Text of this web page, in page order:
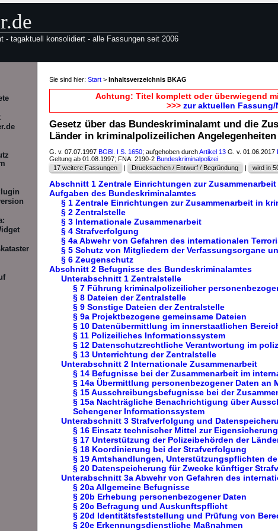
- tagaktuell konsolidiert - alle Fassungen seit 2006
Sie sind hier: Start > Inhaltsverzeichnis BKAG
Achtung: Titel komplett oder überwiegend
>>> zur aktuellen
Gesetz über das Bundeskriminalamt und die
Länder in kriminalpolizeilichen
G. v. 07.07.1997 BGBl. I S. 1650; aufgehoben durchArtikel 13 G. v. 01.06.2017
Geltung ab 01.08.1997; FNA: 2190-2 Bundeskriminalpolizei
17 weitere Fassungen
| Drucksachen / Entwurf / Begründung | wird in
Abschnitt 1 Zentrale Einrichtungen zur
Aufgaben des Bundeskriminalamtes
§ 1 Zentrale Einrichtungen zur Zusammenarbeit in
§ 2 Zentralstelle
§ 3 Internationale Zusammenarbeit
§ 4 Strafverfolgung
§ 4a Abwehr von Gefahren des internationalen
§ 5 Schutz von Mitgliedern der Verfassungsorgane
§ 6 Zeugenschutz
Abschnitt 2 Befugnisse des Bundeskriminalamtes
Unterabschnitt 1 Zentralstelle
§ 7 Führung kriminalpolizeilicher
§ 8 Dateien der Zentralstelle
§ 9 Sonstige Dateien der Zentralstelle
§ 9a Projektbezogene gemeinsame Dateien
§ 10 Datenübermittlung im innerstaatlichen
§ 11 Polizeiliches Informationssystem
§ 12 Datenschutzrechtliche Verantwortung im
§ 13 Unterrichtung der Zentralstelle
Unterabschnitt 2 Internationale Zusammenarbeit
§ 14 Befugnisse bei der Zusammenarbeit im
§ 14a Übermittlung personenbezogener Daten
§ 15 Ausschreibungsbefugnisse bei der
§ 15a Nachträgliche Benachrichtigung über
Schengener Informationssystem
Unterabschnitt 3 Strafverfolgung und
§ 16 Einsatz technischer Mittel zur Eigensicherung
§ 17 Unterstützung der Polizeibehörden der
§ 18 Koordinierung bei der Strafverfolgung
§ 19 Amtshandlungen, Unterstützungspflichten
§ 20 Datenspeicherung für Zwecke künftiger
Unterabschnitt 3a Abwehr von Gefahren des
§ 20a Allgemeine Befugnisse
§ 20b Erhebung personenbezogener Daten
§ 20c Befragung und Auskunftspflicht
§ 20d Identitätsfeststellung und Prüfung von
§ 20e Erkennungsdienstliche Maßnahmen